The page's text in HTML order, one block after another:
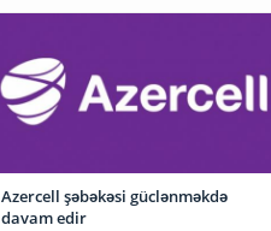
Azercell şəbəkəsi güclənməkdə
davam edir